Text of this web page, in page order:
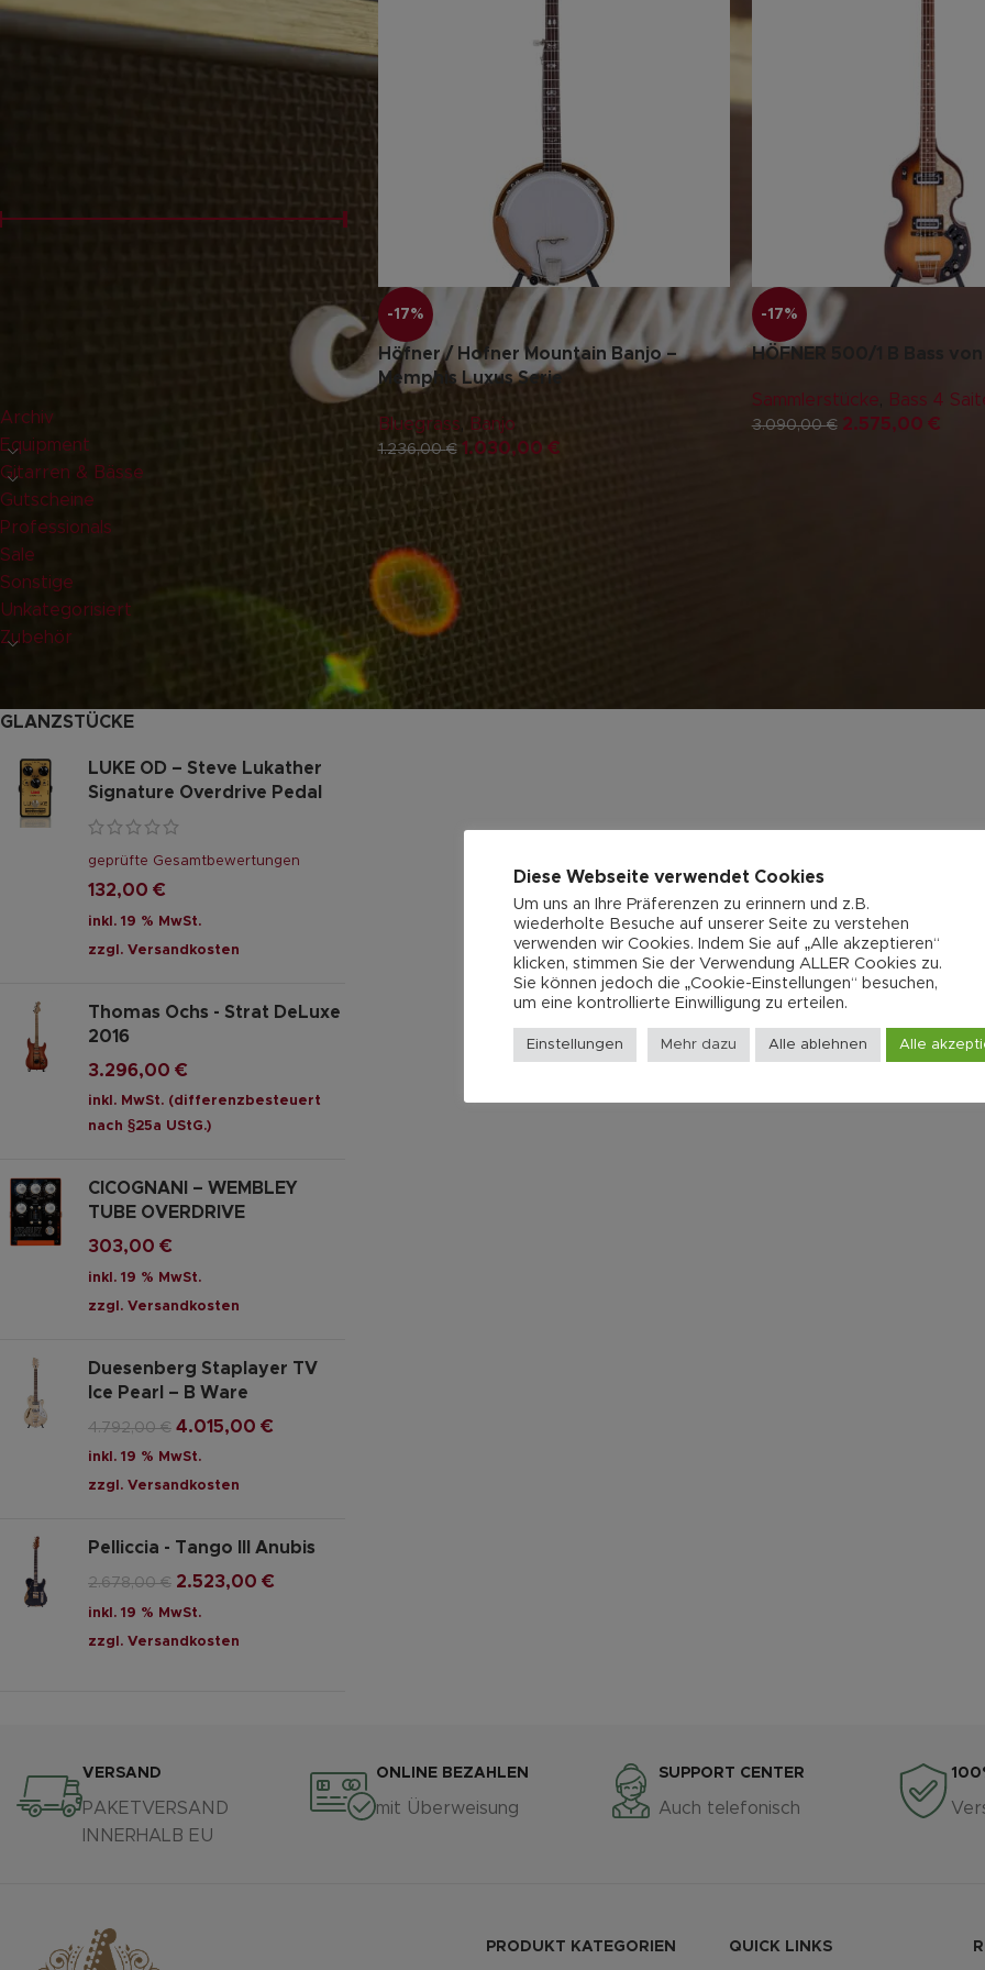
(2)
Archiv
Equipment
Gitarren & Bässe
Gutscheine
Professionals
Sale
Sonstige
Unkategorisiert
Zubehör
GLANZSTÜCKE
LUKE OD – Steve Lukather
Signature Overdrive Pedal
geprüfte Gesamtbewertungen
132,00 €
inkl. 19 % MwSt.
zzgl. Versandkosten
Thomas Ochs - Strat DeLuxe
2016
3.296,00 €
inkl. MwSt. (differenzbesteuert
nach §25a UStG.)
CICOGNANI – WEMBLEY
TUBE OVERDRIVE
303,00 €
inkl. 19 % MwSt.
zzgl. Versandkosten
Duesenberg Staplayer TV
Ice Pearl – B Ware
4.792,00€ 4.015,00 €
inkl. 19 % MwSt.
zzgl. Versandkosten
Pelliccia - Tango III Anubis
2.678,00€ 2.523,00 €
inkl. 19 % MwSt.
zzgl. Versandkosten
-17%
Höfner / Hofner Mountain Banjo –
Memphis Luxus Serie
Bluegrass Banjo
1.236,00€ 1.030,00 €
-17%
HÖFNER 500/1 B Bass
Sammlerstücke Bass 4
3.090,00€ 2.575,00 €
VERSAND
PAKETVERSAND
INNERHALB EU
ONLINE BEZAHLEN
mit Überweisung
SUPPORT CENTER
Auch telefonisch
PRODUKT KATEGORIEN QUICK LINKS
Diese Webseite verwendet Cookies
Um uns an Ihre Präferenzen zu erinnern und z.B.
wiederholte Besuche auf unserer Seite zu verstehen
verwenden wir Cookies. Indem Sie auf „Alle akzeptieren“
klicken, stimmen Sie der Verwendung ALLER Cookies zu.
Sie können jedoch die „Cookie-Einstellungen“ besuchen,
um eine kontrollierte Einwilligung zu erteilen.
Einstellungen Mehr dazu Alle ablehnen Alle